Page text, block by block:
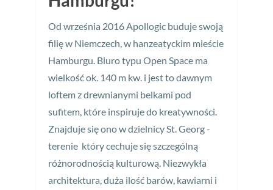
Od września 2016 Apollogic buduje swoją
filię w Niemczech, w hanzeatyckim mieście
Hamburgu. Biuro typu Open Space ma
wielkość ok. 140 m kw. i jest to dawnym
loftem z drewnianymi belkami pod
sufitem, które inspiruje do kreatywności.
Znajduje się ono w dzielnicy St. Georg -
terenie który cechuje się szczególną
różnorodnością kulturową. Niezwykła
architektura, duża ilość barów, kawiarni i